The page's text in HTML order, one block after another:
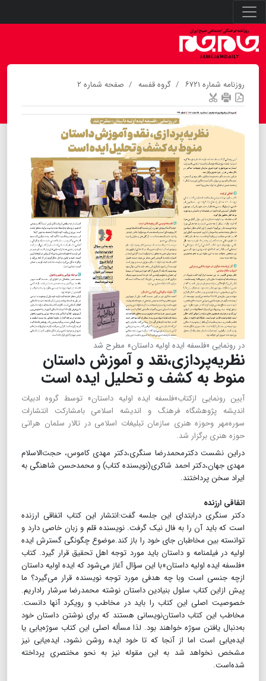
روزنامه شماره ۶۷۲۱ گروه قفسه صفحه شماره ۲
در رونمایی «فلسفه ایده اولیه داستان» مطرح شد
نظریه‌پردازی،نقد و آموزش داستان
منوط به کشف و تحلیل ایده است
آیین رونمایی ازکتاب«فلسفه ایده اولیه داستان» توسط گروه ادبیات
اندیشه پژوهشگاه فرهنگ و اندیشه اسلامی بامشارکت انتشارات
سوره‌مهر وحوزه هنری سازمان تبلیغات اسلامی در تالار سلمان هراتی
حوزه هنری برگزار ‌شد.
​​​​​​​دراین نشست دکترمحمدرضا سنگری،دکتر مهدی کاموس، حجت‌الاسلام
مهدی جهان،دکتر احمد شاکری(نویسنده کتاب) ‌و محمد‌حسن شاهنگی به
ایراد سخن پرداختند.
اتفاقی ارزنده
دکتر سنگری درابتدای این جلسه گفت:انتشار این کتاب اتفاقی ارزنده
است که باید آن را به فال نیک گرفت. نویسنده قلم و زبان خاصی دارد و
توانسته بین مخاطبان جای خود را باز کند.موضوع چگونگی گسترش ایده
اولیه در فیلمنامه و داستان باید مورد توجه اهل تحقیق قرار گیرد. کتاب
«فلسفه ایده اولیه داستان»با این سؤال آغاز می‌شود که ایده اولیه داستان
ازچه جنسی است وبا چه هدفی مورد توجه نویسنده قرار می‌گیرد؟ ما
پیش ازاین کتاب سلول بنیادین داستان نوشته محمدرضا سرشار راداریم.
خصوصیت اصلی این کتاب را باید در مخاطب و رویکرد آنها دانست.
مخاطب این کتاب داستان‌نویسانی هستند که برای نوشتن داستان خود
به‌دنبال یافتن سوژه خواهند بود. لذا مسأله اصلی این کتاب سوژه‌یابی یا
ایده‌یابی است اما از آنجا که تا خود ایده روشن نشود، ایده‌یابی نیز
مشخص نخواهد شد به این مقوله نیز به نحو مختصری پرداخته
شده‌است.